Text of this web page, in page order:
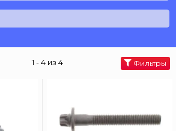
1 - 4 из 4 Фильтры